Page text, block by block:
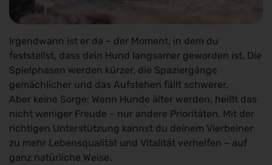
Irgendwann ist er da – der Moment, in dem du
feststellst, dass dein Hund langsamer geworden ist. Die
Spielphasen werden kürzer, die Spaziergänge
gemächlicher und das Aufstehen fällt schwerer.
Aber keine Sorge: Wenn Hunde älter werden, heißt das
nicht weniger Freude – nur andere Prioritäten. Mit der
richtigen Unterstützung kannst du deinem Vierbeiner
zu mehr Lebensqualität und Vitalität verhelfen – auf
ganz natürliche Weise.